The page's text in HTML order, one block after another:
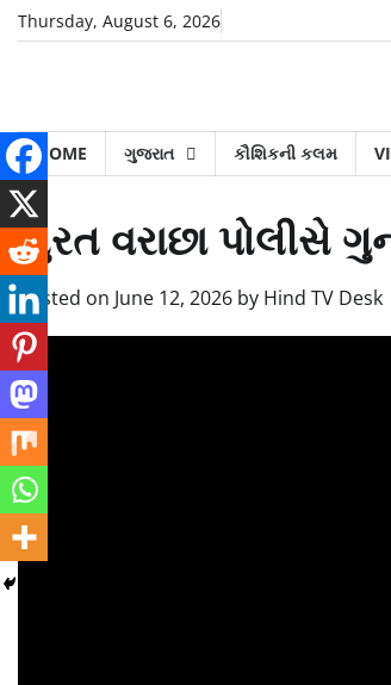
SkipThursday, August 6, 2026
HOME ગુજરાત કૌશિકની કલમ
સુરત વરાછા પોલીસે
Posted on June 12, 2026 by Hind TV Desk